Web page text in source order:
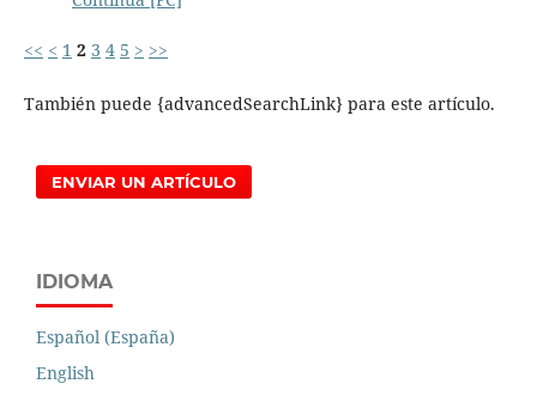
<< < 1 2 3 4 5 > >>
También puede {advancedSearchLink} para este artículo.
ENVIAR UN ARTÍCULO
IDIOMA
Español (España)
English